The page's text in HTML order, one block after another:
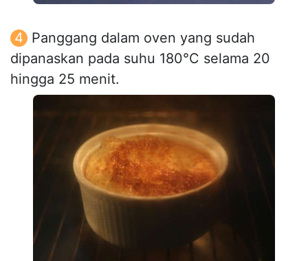
Panggang dalam oven yang sudah
dipanaskan pada suhu 180°C selama 20
hingga 25 menit.